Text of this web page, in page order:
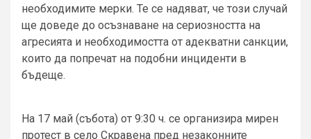
необходимите мерки. Те се надяват, че този случай
ще доведе до осъзнаване на сериозността на
агресията и необходимостта от адекватни санкции,
които да попречат на подобни инциденти в
бъдеще.
На 17 май (събота) от 9:30 ч. се организира мирен
протест в село Скравена пред незаконните